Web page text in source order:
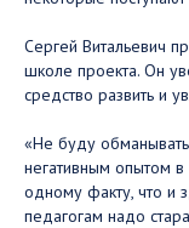
Сергей Витальевич
школе проекта. Он
средство развить и
«Не буду
негативным опытом
одному факту, что и
педагогам надо